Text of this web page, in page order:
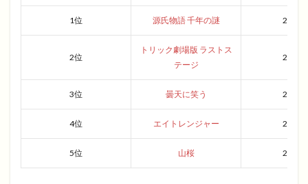
1位 源氏物語 千年の謎 2011
2位
トリック劇場版 ラストス
テージ
2014
3位 曇天に笑う 2018
4位 エイトレンジャー 2014
5位 山桜 2008